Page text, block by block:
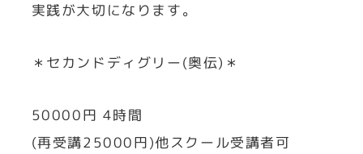
実践が大切になります。
＊セカンドディグリー(奥伝)＊
50000円 4時間
(再受講25000円)他スクール受講者可